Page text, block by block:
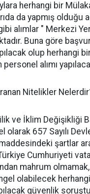
herhangi bir
da yapmış olduğu
alımlar " Merkezi
Buna göre
olup herhangi
personel alımı
Nitelikler
ve İklim Değişikliği
olarak 657 Sayılı
şartlar
Cumhuriyeti
mahrum
olabilecek
güvenlik